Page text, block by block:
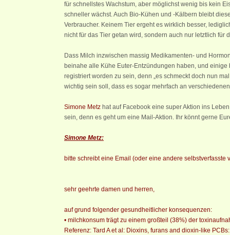
für schnellstes Wachstum, aber möglichst wenig bis kein
schneller wächst. Auch Bio-Kühen und -Kälbern bleibt
Verbraucher. Keinem Tier ergeht es wirklich besser,
nicht für das Tier getan wird, sondern auch nur letztlich für
Dass Milch inzwischen massig Medikamenten- und
beinahe alle Kühe Euter-Entzündungen haben, und
registriert worden zu sein, denn „es schmeckt doch nun
wichtig sein soll, dass es sogar mehrfach an
Simone Metz hat auf Facebook eine super Aktion ins
sein, denn es geht um eine Mail-Aktion. Ihr könnt gerne
Simone Metz:
bitte schreibt eine Email (oder eine andere
sehr geehrte damen und herren,
auf grund folgender gesundheitlicher konsequenzen:
• milchkonsum trägt zu einem großteil (38%) der
Referenz: Tard A et al: Dioxins, furans and dioxin-like